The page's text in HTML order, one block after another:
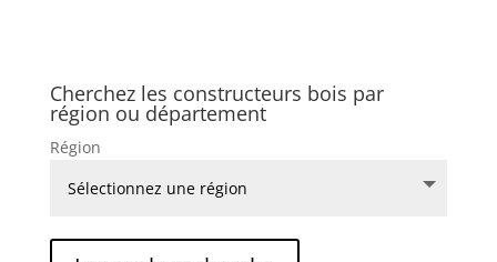
Cherchez les constructeurs bois par
région ou département
Région